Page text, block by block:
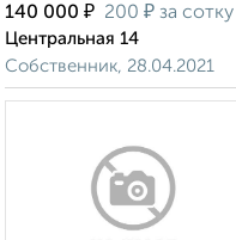
140 000 ₽ 200 ₽ за сотку
Центральная 14
Собственник, 28.04.2021